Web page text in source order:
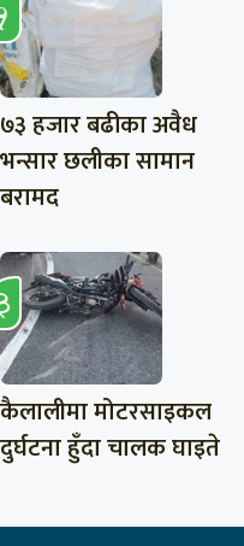
७३ हजार बढीका अवैध
भन्सार छलीका सामान
बरामद
कैलालीमा मोटरसाइकल
दुर्घटना हुँदा चालक घाइते